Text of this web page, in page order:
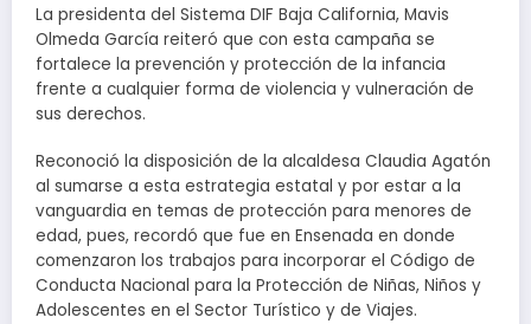
La presidenta del Sistema DIF Baja California, Mavis
Olmeda García reiteró que con esta campaña se
fortalece la prevención y protección de la infancia
frente a cualquier forma de violencia y vulneración de
sus derechos.
Reconoció la disposición de la alcaldesa Claudia Agatón
al sumarse a esta estrategia estatal y por estar a la
vanguardia en temas de protección para menores de
edad, pues, recordó que fue en Ensenada en donde
comenzaron los trabajos para incorporar el Código de
Conducta Nacional para la Protección de Niñas, Niños y
Adolescentes en el Sector Turístico y de Viajes.